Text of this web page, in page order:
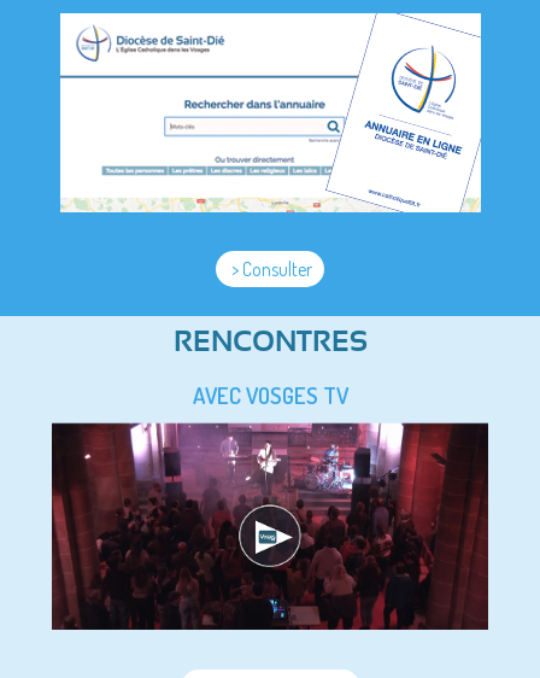
> Consulter
RENCONTRES
AVEC VOSGES TV